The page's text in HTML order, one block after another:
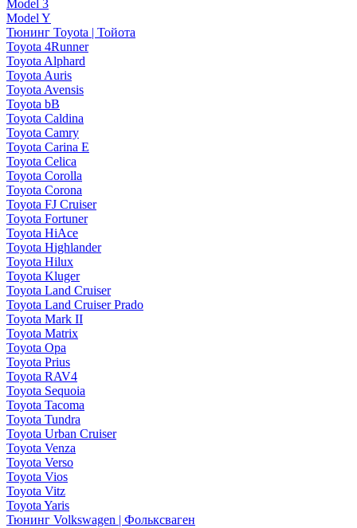
Model 3
Model Y
Тюнинг Toyota | Тойота
Toyota 4Runner
Toyota Alphard
Toyota Auris
Toyota Avensis
Toyota bB
Toyota Caldina
Toyota Camry
Toyota Carina E
Toyota Celica
Toyota Corolla
Toyota Corona
Toyota FJ Cruiser
Toyota Fortuner
Toyota HiAce
Toyota Highlander
Toyota Hilux
Toyota Kluger
Toyota Land Cruiser
Toyota Land Cruiser Prado
Toyota Mark II
Toyota Matrix
Toyota Opa
Toyota Prius
Toyota RAV4
Toyota Sequoia
Toyota Tacoma
Toyota Tundra
Toyota Urban Cruiser
Toyota Venza
Toyota Verso
Toyota Vios
Toyota Vitz
Toyota Yaris
Тюнинг Volkswagen | Фольксваген